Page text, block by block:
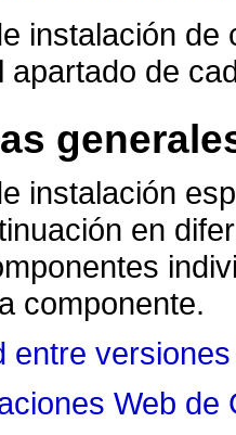
instalación
apartado de
instalación
en
componente.
entre
Web